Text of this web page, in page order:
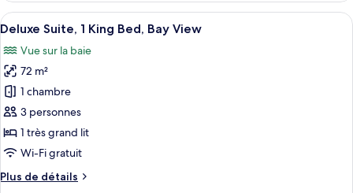
grand
lit
1
canapé-
lit,
vue
baie
(Bay
type
de
Chambre
Majestueuse,
très
grand
lit
et
lit,
Afficher
toutes
les
photos
pour
ce
type
de
chambre :
Deluxe
Une chambre d’hôtel dotée d’une
8
Deluxe Suite, 1 King Bed, Bay View
Vue sur la baie
72 m²
1 chambre
3 personnes
1 très grand lit
Wi-Fi gratuit
Plus de détails
Plus